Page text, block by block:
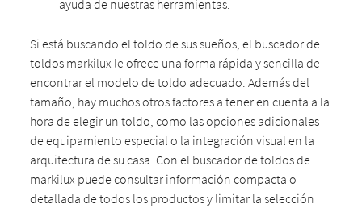
ayuda de nuestras herramientas.
Si está buscando el toldo de sus sueños, el buscador de
toldos markilux le ofrece una forma rápida y sencilla de
encontrar el modelo de toldo adecuado. Además del
tamaño, hay muchos otros factores a tener en cuenta a la
hora de elegir un toldo, como las opciones adicionales
de equipamiento especial o la integración visual en la
arquitectura de su casa. Con el buscador de toldos de
markilux puede consultar información compacta o
detallada de todos los productos y limitar la selección